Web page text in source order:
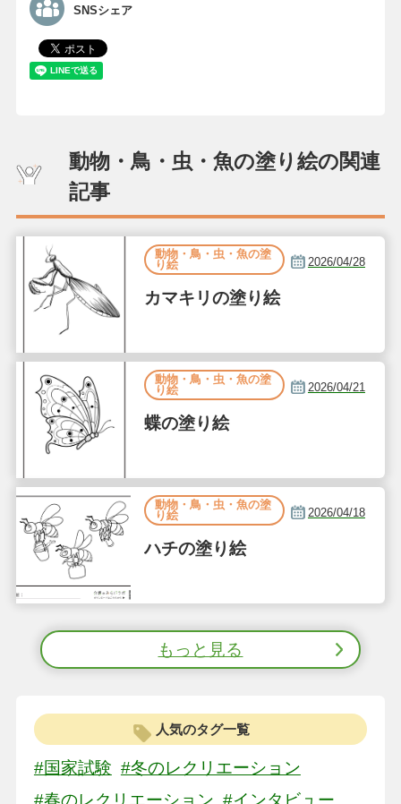
SNSシェア
動物・鳥・虫・魚の塗り絵の関連
記事
動物・鳥・虫・魚の塗
り絵
2026/04/28
カマキリの塗り絵
動物・鳥・虫・魚の塗
り絵
2026/04/21
蝶の塗り絵
動物・鳥・虫・魚の塗
り絵
2026/04/18
ハチの塗り絵
もっと見る
人気のタグ一覧
#国家試験 #冬のレクリエーション
#春のレクリエーション #インタビュー